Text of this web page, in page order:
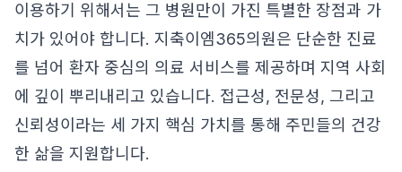
이용하기 위해서는 그 병원만이 가진 특별한 장점과 가
치가 있어야 합니다. 지축이엠365의원은 단순한 진료
를 넘어 환자 중심의 의료 서비스를 제공하며 지역 사회
에 깊이 뿌리내리고 있습니다. 접근성, 전문성, 그리고
신뢰성이라는 세 가지 핵심 가치를 통해 주민들의 건강
한 삶을 지원합니다.